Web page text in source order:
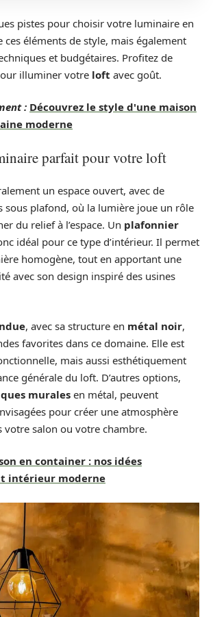
pistes pour choisir votre luminaire en
ces éléments de style, mais également
et budgétaires. Profitez de
illuminer votre loft avec goût.
: Découvrez le style d'une maison
moderne
parfait pour votre loft
un espace ouvert, avec de
sous plafond, où la lumière joue un rôle
du relief à l’espace. Un plafonnier
idéal pour ce type d’intérieur. Il permet
homogène, tout en apportant une
avec son design inspiré des usines
, avec sa structure en métal noir,
favorites dans ce domaine. Elle est
mais aussi esthétiquement
générale du loft. D’autres options,
muralesen métal, peuvent
pour créer une atmosphère
votre salon ou votre chambre.
en container : nos idées
intérieur moderne